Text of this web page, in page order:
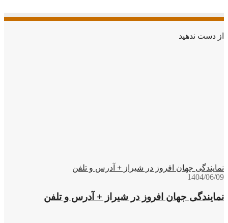
از دست ندهید
نمایندگی جهان افروز در شیراز + آدرس و تلفن
1404/06/09
نمایندگی جهان افروز در شیراز + آدرس و تلفن